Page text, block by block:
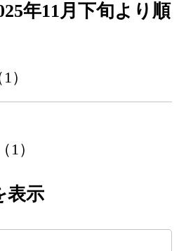
年11月下旬より順
1）
（1）
表示